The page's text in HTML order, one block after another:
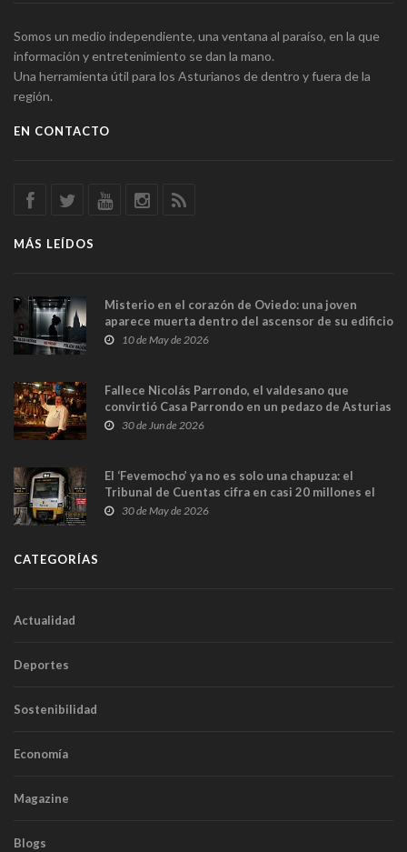
Somos un medio independiente, una ventana al paraíso, en la que
información y entretenimiento se dan la mano.
Una herramienta útil para los Asturianos de dentro y fuera de la
región.
EN CONTACTO
MÁS LEÍDOS
Misterio en el corazón de Oviedo: una joven
aparece muerta dentro del ascensor de su edificio
y las cámaras captan sus últimos minutos
10 de May de 2026
Fallece Nicolás Parrondo, el valdesano que
convirtió Casa Parrondo en un pedazo de Asturias
en Madrid
30 de Jun de 2026
El ‘Fevemocho’ ya no es solo una chapuza: el
Tribunal de Cuentas cifra en casi 20 millones el
sobrecoste de los trenes que no cabían por los
30 de May de 2026
CATEGORÍAS
Actualidad
Deportes
Sostenibilidad
Economía
Magazine
Blogs